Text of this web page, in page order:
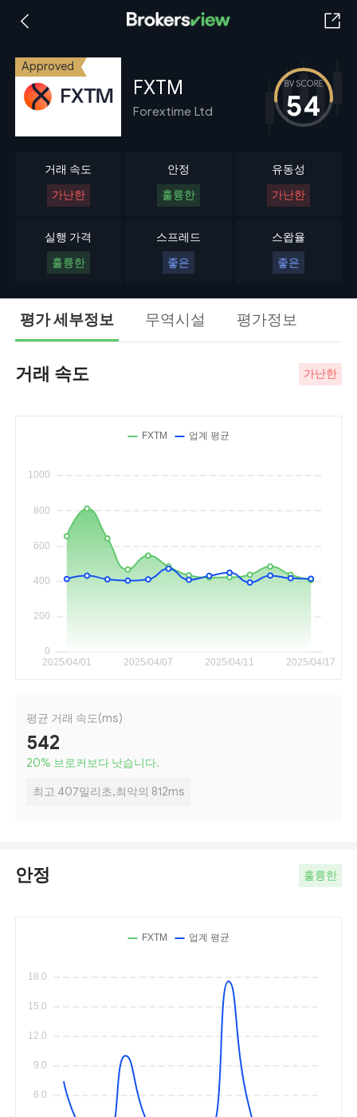
Approved
FXTM
Forextime Ltd 54
거래 속도
가난한
안정
훌륭한
유동성
가난한
실행 가격
훌륭한
스프레드
좋은
스왑율
좋은
평가 세부정보 무역시설 평가정보
거래 속도 가난한
평균 거래 속도(ms)
542
20% 브로커보다 낫습니다.
최고 407밀리초,최악의 812ms
안정 훌륭한